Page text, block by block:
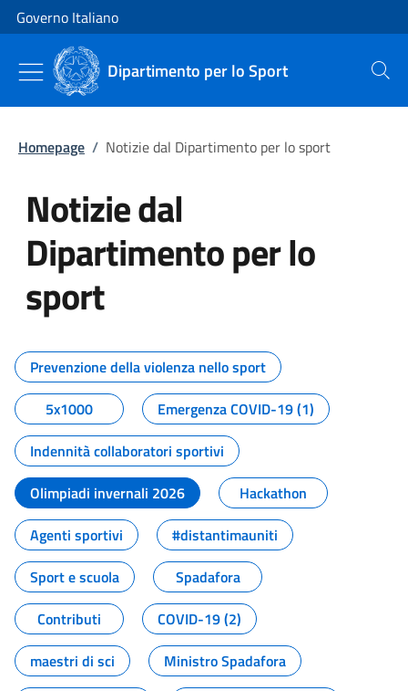
Vai al contenuto
Vai alla navigazione del sito
Governo Italiano
Dipartimento per lo Sport Cerca
Homepage / Notizie dal Dipartimento per lo sport
Notizie dal
Dipartimento per lo
sport
Tutti i contenuti della pagina
Prevenzione della violenza nello sport
5x1000
Emergenza COVID-19 (1)
Indennità collaboratori sportivi
Olimpiadi invernali 2026
Hackathon
Agenti sportivi
#distantimauniti
Sport e scuola
Spadafora
Contributi
COVID-19 (2)
maestri di sci
Ministro Spadafora